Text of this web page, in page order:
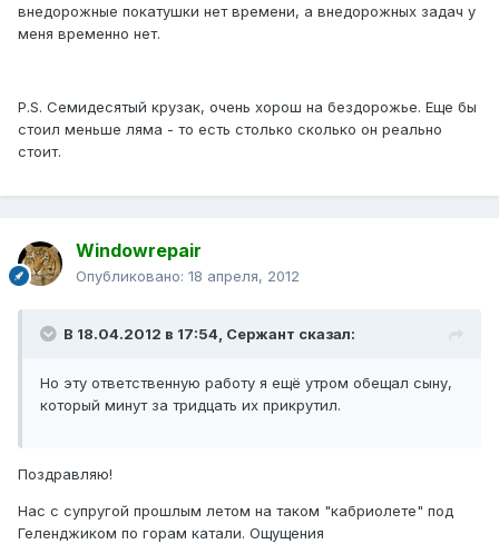
внедорожные покатушки нет времени, а внедорожных задач у
меня временно нет.
P.S. Семидесятый крузак, очень хорош на бездорожье. Еще бы
стоил меньше ляма - то есть столько сколько он реально
стоит.
Windowrepair
Опубликовано: 18 апреля, 2012
В 18.04.2012 в 17:54, Сержант сказал:
Но эту ответственную работу я ещё утром обещал сыну,
который минут за тридцать их прикрутил.
Поздравляю!
Нас с супругой прошлым летом на таком "кабриолете" под
Геленджиком по горам катали. Ощущения